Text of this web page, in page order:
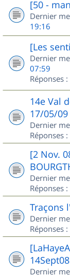
[50 -
Dernier
19:16
[Les
Dernier
07:59
Réponses :
14e Val
17/05/09
Dernier
Réponses :
[2 Nov.
Dernier
Réponses :
Traçons
Dernier
Réponses :
14Sept08
Dernier